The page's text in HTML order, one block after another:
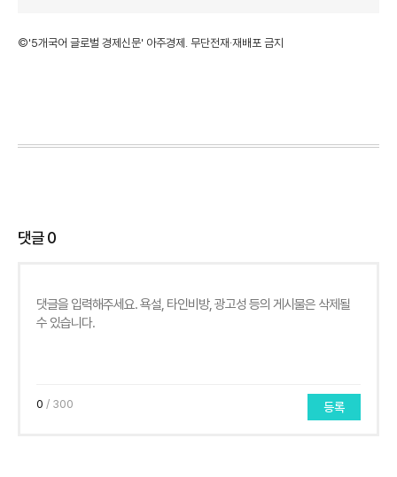
©'5개국어 글로벌 경제신문' 아주경제. 무단전재·재배포 금지
댓글0
0 / 300 등록